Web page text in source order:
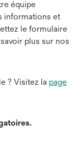
équipe
informations et
le formulaire
plus sur nos
? Visitez la page